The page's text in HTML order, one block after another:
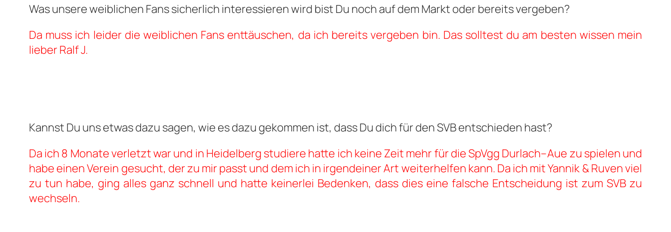
Was unsere weiblichen Fans sicherlich interessieren wird bist Du noch auf dem Markt oder bereits vergeben?
Da muss ich leider die weiblichen Fans enttäuschen, da ich bereits vergeben bin. Das solltest du am besten wissen mein
lieber Ralf J.
Kannst Du uns etwas dazu sagen, wie es dazu gekommen ist, dass Du dich für den SVB entschieden hast?
Da ich 8 Monate verletzt war und in Heidelberg studiere hatte ich keine Zeit mehr für die SpVgg Durlach–Aue zu spielen und
habe einen Verein gesucht, der zu mir passt und dem ich in irgendeiner Art weiterhelfen kann. Da ich mit Yannik & Ruven viel
zu tun habe, ging alles ganz schnell und hatte keinerlei Bedenken, dass dies eine falsche Entscheidung ist zum SVB zu
wechseln.